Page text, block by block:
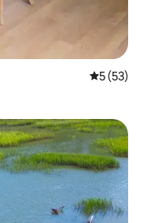
평점 5점
5 (53)